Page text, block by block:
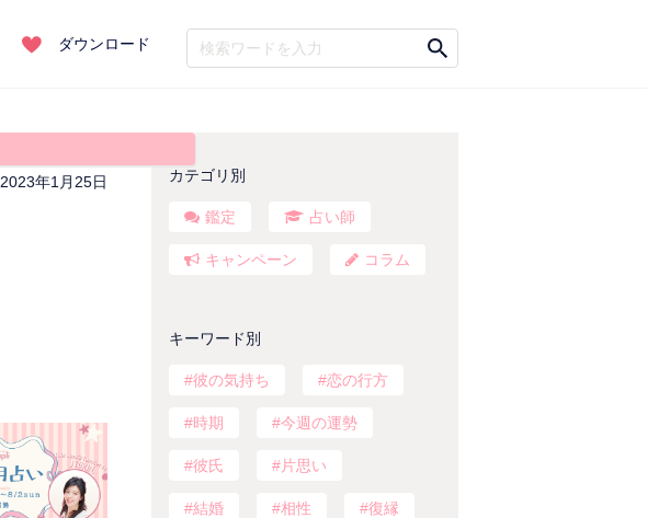
ダウンロード
2023年1月25日 カテゴリ別
鑑定 占い師
キャンペーン コラム
キーワード別
彼の気持ち 恋の行方
時期 今週の運勢
彼氏 片思い
結婚 相性 復縁